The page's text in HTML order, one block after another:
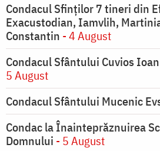
Condacul Sfinţilor 7 tineri din
Exacustodian, Iamvlih,
Constantin - 4 August
Condacul Sfântului Cuvios
5 August
Condacul Sfântului Mucenic
Condac la Înainteprăznuirea
Domnului - 5 August